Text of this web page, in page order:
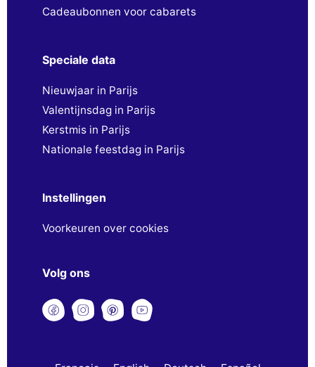
Cadeaubonnen voor cabarets
Speciale data
Nieuwjaar in Parijs
Valentijnsdag in Parijs
Kerstmis in Parijs
Nationale feestdag in Parijs
Instellingen
Voorkeuren over cookies
Volg ons